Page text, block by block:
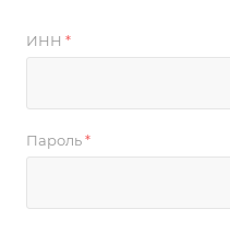
ИНН *
Пароль*